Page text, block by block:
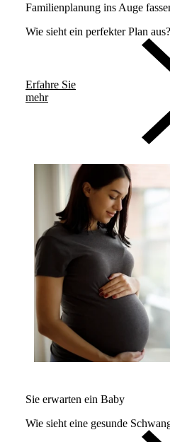
Familienplanung ins Auge
Wie sieht ein perfekter Plan aus?
Erfahre Sie
mehr
Sie erwarten ein Baby
Wie sieht eine gesunde